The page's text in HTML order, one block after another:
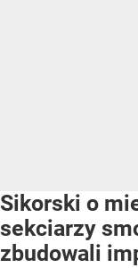
Sikorski o
sekciarzy
zbudowali